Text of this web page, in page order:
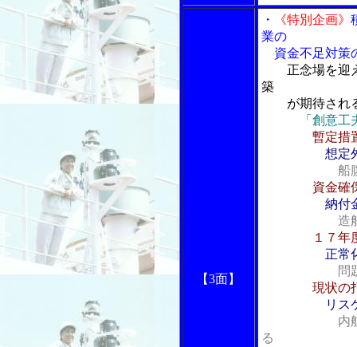
【3面】
・ 《特別企画》
業の
資金不足対策
正念場を迎
築
が期待され
「創意
暫定措
想定
船
資金確
納付
造
１７年
正常
問
現状の
リス
内
る